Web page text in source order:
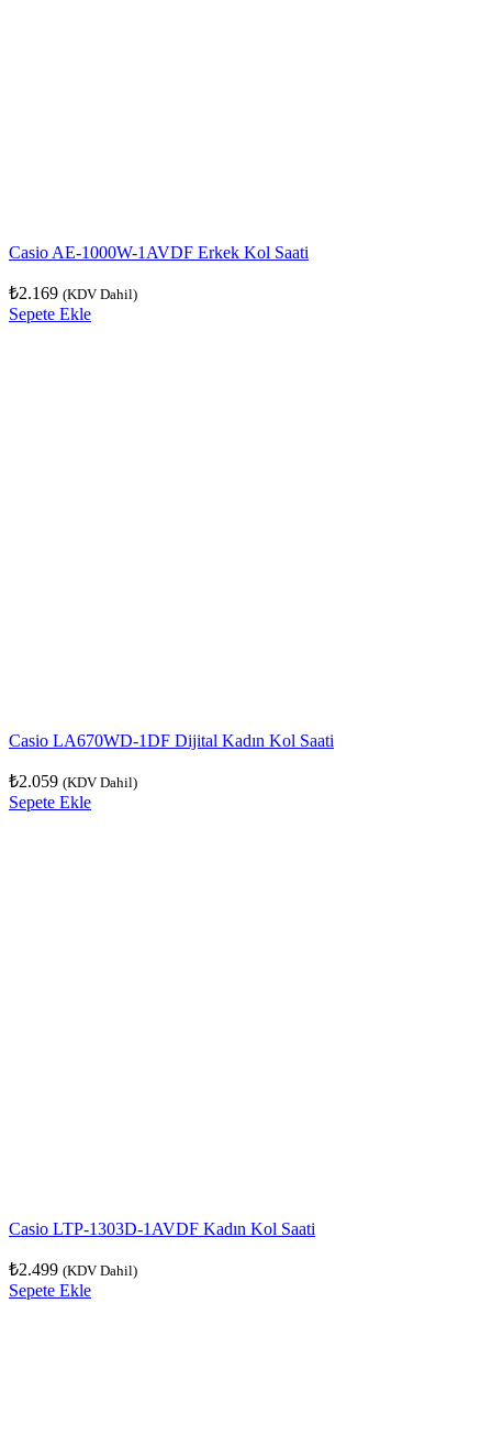
Casio AE-1000W-1AVDF Erkek Kol Saati
₺2.169 (KDV Dahil)
Sepete Ekle
Casio LA670WD-1DF Dijital Kadın Kol Saati
₺2.059 (KDV Dahil)
Sepete Ekle
Casio LTP-1303D-1AVDF Kadın Kol Saati
₺2.499 (KDV Dahil)
Sepete Ekle